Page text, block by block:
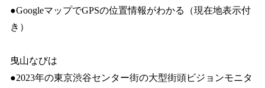
●GoogleマップでGPSの位置情報がわかる（現在地表示付
き）
曳山なびは
●2023年の東京渋谷センター街の大型街頭ビジョンモニタ